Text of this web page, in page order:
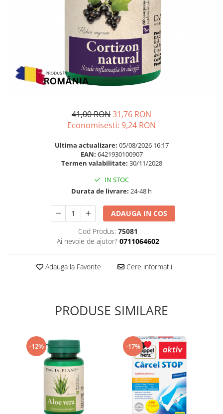
Probiotice si prebiotice
Sanatate urinara
Somn stres si anxietate
Supliment Vitamina C
Supliment Vitamina D3
Supliment Zinc
Vitamine si minerale
Balsam masca si tratament
Produse cu SPF Pentru Fata
41,00 RON31,76 RON
Economisesti: 9,24 RON
Ultima actualizare: 05/08/2026 16:17
EAN: 6421930100907
Termen valabilitate: 30/11/2028
IN STOC
Durata de livrare: 24-48 h
ADAUGA IN COS
Cod Produs: 75081
Ai nevoie de ajutor? 0711064602
Adauga la Favorite Cere informatii
PRODUSE SIMILARE
-12% -17%